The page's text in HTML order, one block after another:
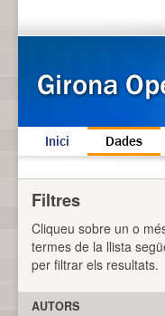
Inici Dades
Filtres
Cliqueu sobre un o
termes de la llista
per filtrar els resultats.
AUTORS